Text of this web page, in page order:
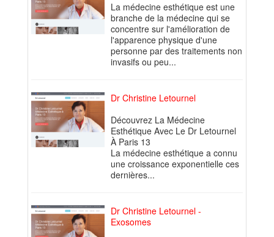
La médecine esthétique est une
branche de la médecine qui se
concentre sur l'amélioration de
l'apparence physique d'une
personne par des traitements non
invasifs ou peu...
Dr Christine Letournel
Découvrez La Médecine
Esthétique Avec Le Dr Letournel
À Paris 13
La médecine esthétique a connu
une croissance exponentielle ces
dernières...
Dr Christine Letournel -
Exosomes